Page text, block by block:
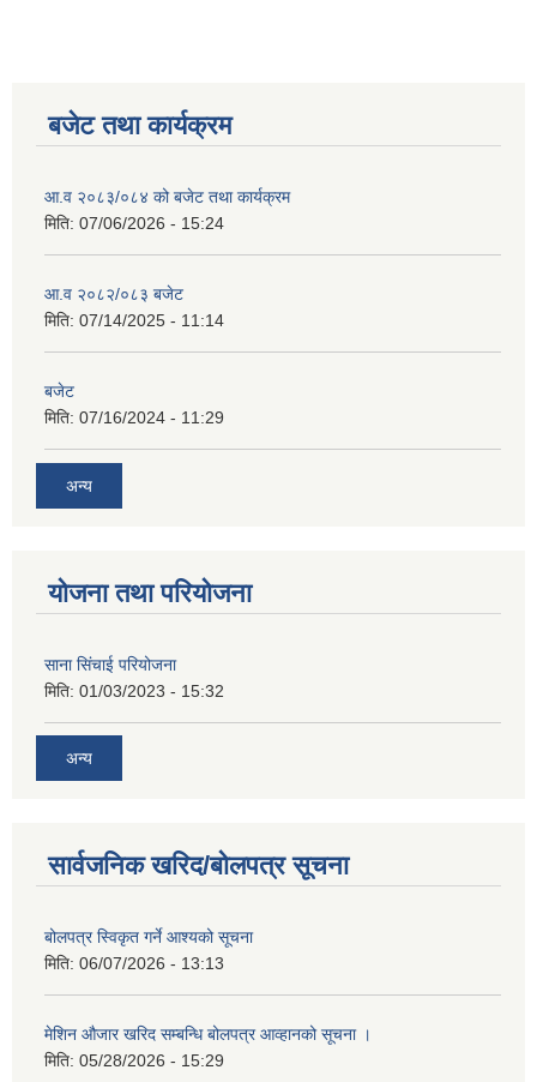
बजेट तथा कार्यक्रम
आ.व २०८३/०८४ को बजेट तथा कार्यक्रम
मिति: 07/06/2026 - 15:24
आ.व २०८२/०८३ बजेट
मिति: 07/14/2025 - 11:14
बजेट
मिति: 07/16/2024 - 11:29
अन्य
योजना तथा परियोजना
साना सिंचाई परियोजना
मिति: 01/03/2023 - 15:32
अन्य
सार्वजनिक खरिद/बोलपत्र सूचना
बोलपत्र स्विकृत गर्ने आश्यको सूचना
मिति: 06/07/2026 - 13:13
मेशिन औजार खरिद सम्बन्धि बोलपत्र आव्हानको सूचना ।
मिति: 05/28/2026 - 15:29